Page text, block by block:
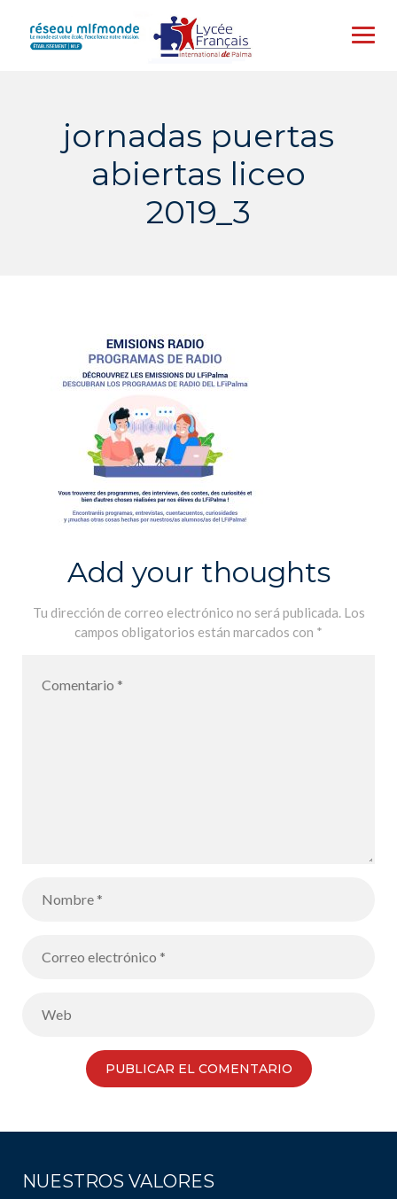
content
jornadas puertas
abiertas liceo
2019_3
Add your thoughts
Tu dirección de correo electrónico no será publicada. Los
campos obligatorios están marcados con *
NUESTROS VALORES